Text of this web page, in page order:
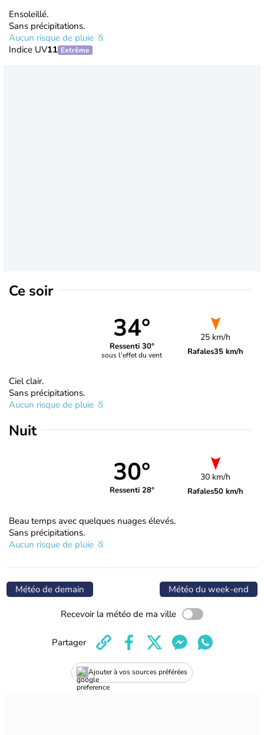
Ensoleillé.
Sans précipitations.
Aucun risque de pluie
Indice UV11 Extrême
Ce soir
34°
Ressenti 30°
sous l'effet du vent
25 km/h
Rafales35 km/h
Ciel clair.
Sans précipitations.
Aucun risque de pluie
Nuit
30°
Ressenti 28°
30 km/h
Rafales50 km/h
Beau temps avec quelques nuages élevés.
Sans précipitations.
Aucun risque de pluie
Météo de demain Météo du week-end
Recevoir la météo de ma ville
Ajouter à vos sources préférées
Partager